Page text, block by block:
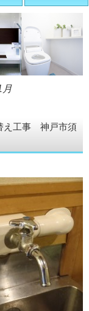
月
え工事 神戸市須